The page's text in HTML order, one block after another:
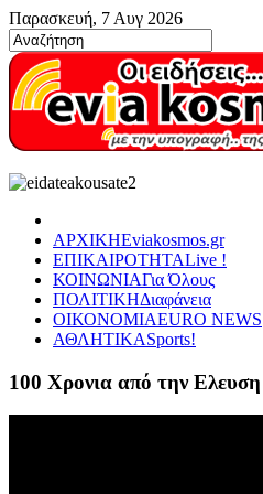
Παρασκευή, 7 Αυγ 2026
ΑΡΧΙΚΗEviakosmos.gr
ΕΠΙΚΑΙΡΟΤΗΤΑLive !
ΚΟΙΝΩΝΙΑΓια Όλους
ΠΟΛΙΤΙΚΗΔιαφάνεια
ΟΙΚΟΝΟΜΙΑEURO NEWS
ΑΘΛΗΤΙΚΑSports!
100 Χρονια από την